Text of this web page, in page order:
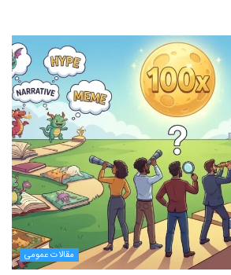
مقالات عمومی